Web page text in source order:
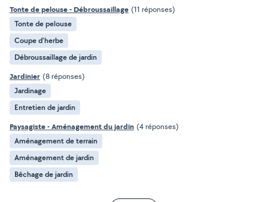
Tonte de pelouse - Débroussaillage (11 réponses)
Tonte de pelouse
Coupe d'herbe
Débroussaillage de jardin
Jardinier (8 réponses)
Jardinage
Entretien de jardin
Paysagiste - Aménagement du jardin (4 réponses)
Aménagement de terrain
Aménagement de jardin
Bêchage de jardin